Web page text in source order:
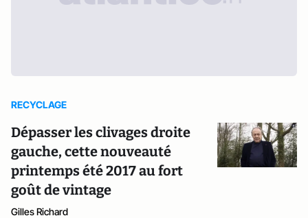
RECYCLAGE
Dépasser les clivages droite
gauche, cette nouveauté
printemps été 2017 au fort
goût de vintage
Gilles Richard